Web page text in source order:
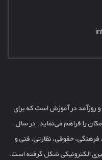
روزآمد در آموزش است که برای
مکان را فراهم می‌نماید. در سال
حقوقی، نظارتی، فنی و
الکترونیکی شکل گرفته است.